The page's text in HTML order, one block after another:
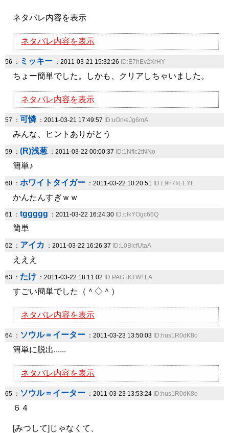
ネタバレ内容を表示
ネタバレ内容を表示
56 ： ミッキー ：2011-03-21 15:32:26 ID:E7hEv2XrHY
ちょー簡単でした。しかも、クリアしちゃいました。
ネタバレ内容を表示
57 ： 可憐 ：2011-03-21 17:49:57 ID:uOn/eJg6mA
みんな、ヒントありがとう
59 ： (R)浅葱 ：2011-03-22 00:00:37 ID:1NfIc2tNNo
簡単♪
60 ： ホワイトタイガー ：2011-03-22 10:20:51 ID:L9h7I/EEYE
かんたんすぎｗｗ
61 ： tggggg ：2011-03-22 16:24:30 ID:olkYOgc66Q
簡単
62 ： アイカ ：2011-03-22 16:26:37 ID:L0BicfUtaA
えええ
63 ： たけ ：2011-03-22 18:11:02 ID:PAGTKTW1LA
すごい簡単でした（＾◇＾）
ネタバレ内容を表示
64 ： ソウル＝イーター ：2011-03-23 13:50:03 ID:hus1R0dK8o
簡単に脱出......
ネタバレ内容を表示
65 ： ソウル＝イーター ：2011-03-23 13:53:24 ID:hus1R0dK8o
６４
[みつして]じゃなくて、